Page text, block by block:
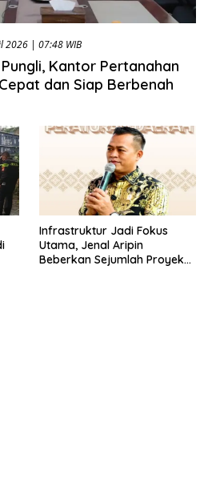
2026 | 07:48 WIB
Kantor Pertanahan
dan Siap Berbenah
Infrastruktur Jadi Fokus
Utama, Jenal Aripin
Beberkan Sejumlah Proyek